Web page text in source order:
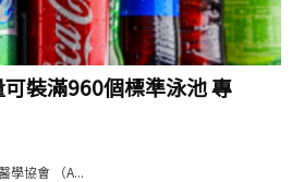
裝滿960個標準泳池 專
學協會 （A...